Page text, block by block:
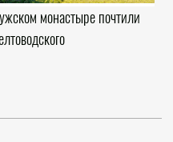
монастыре почтили